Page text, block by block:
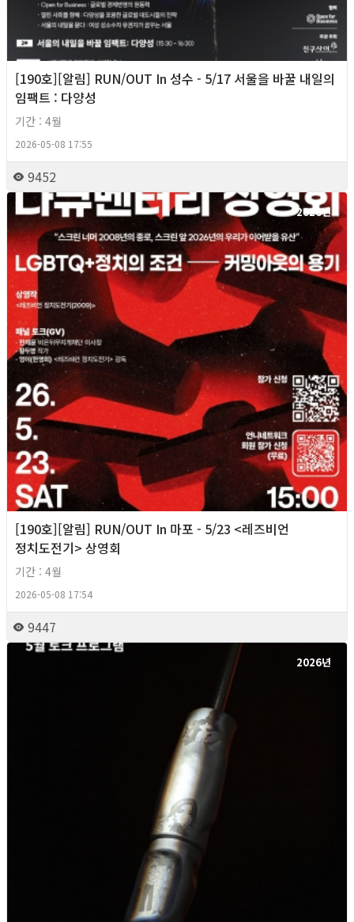
[190호][알림] RUN/OUT In 성수 - 5/17 서울을 바꿀 내일의
임팩트 : 다양성
기간 : 4월
2026-05-08 17:55
9452
2026년
[190호][알림] RUN/OUT In 마포 - 5/23 <레즈비언
정치도전기> 상영회
기간 : 4월
2026-05-08 17:54
9447
2026년